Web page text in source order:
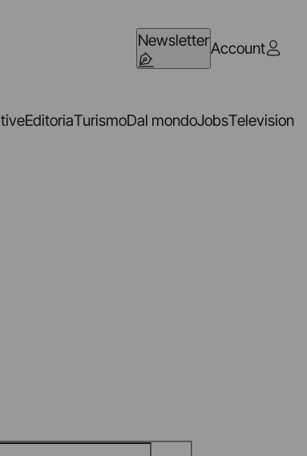
NewsletterAccount
EditoriaTurismoDal mondoJobsTelevision